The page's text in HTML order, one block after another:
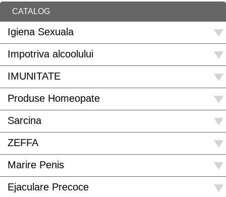
CATALOG
Igiena Sexuala
Impotriva alcoolului
IMUNITATE
Produse Homeopate
Sarcina
ZEFFA
Marire Penis
Ejaculare Precoce